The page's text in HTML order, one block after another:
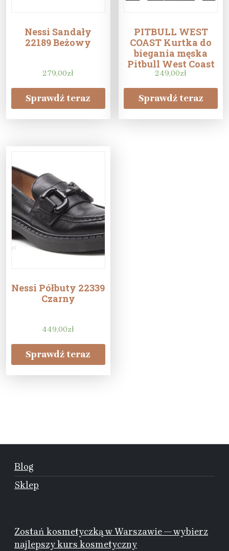
Nessi Sandały
22189 Beżowy
279,00zł
Sprawdź teraz
PITBULL WEST
COAST Kurtka do
biegania męska
Pitbull West Coast
Spine- Zamów na
Decathlon.pl – 30
dni na zwrot –
Czarny
249,00zł
Sprawdź teraz
Nessi Półbuty 22339
Czarny
449,00zł
Sprawdź teraz
Blog
Sklep
Zostań kosmetyczką w Warszawie — wybierz
najlepszy kurs kosmetyczny